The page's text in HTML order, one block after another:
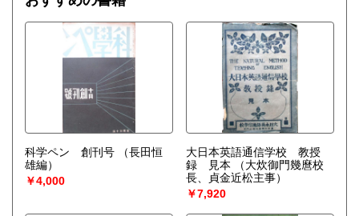
科学ペン 創刊号
（長田恒
雄編）
￥4,000
大日本英語通信学校 教授
録 見本
（大炊御門幾麿校
長、貞金近松主事）
￥7,920